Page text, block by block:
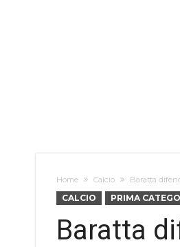
Home Calcio Baratta
CALCIO PRIMA
Baratta